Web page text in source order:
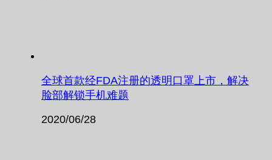
全球首款经FDA注册的透明口罩上市，解决
脸部解锁手机难题
2020/06/28